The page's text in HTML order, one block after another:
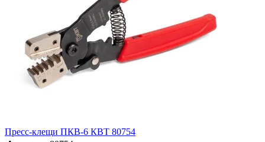
Пресс-клещи ПКВ-6 КВТ 80754